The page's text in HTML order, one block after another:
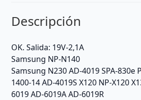
Descripción
OK. Salida: 19V-2,1A
Samsung NP-N140
Samsung N230 AD-4019 SPA-830e
1400-14 AD-4019S X120 NP-X120
6019 AD-6019A AD-6019R